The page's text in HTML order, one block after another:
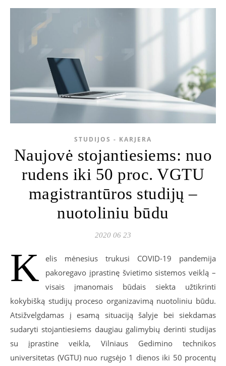
STUDIJOS - KARJERA
Naujovė stojantiesiems: nuo
rudens iki 50 proc. VGTU
magistrantūros studijų –
nuotoliniu būdu
2020 06 23
K
elis mėnesius trukusi COVID-19 pandemija
pakoregavo įprastinę švietimo sistemos veiklą –
visais įmanomais būdais siekta užtikrinti
kokybišką studijų proceso organizavimą nuotoliniu būdu.
Atsižvelgdamas į esamą situaciją šalyje bei siekdamas
sudaryti stojantiesiems daugiau galimybių derinti studijas
su įprastine veikla, Vilniaus Gedimino technikos
universitetas (VGTU) nuo rugsėjo 1 dienos iki 50 procentų